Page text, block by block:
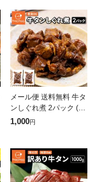
メール便 送料無料 牛タ
ンしぐれ煮 2パック (10
0g×2) 牛タン 牛たん し
1,000円